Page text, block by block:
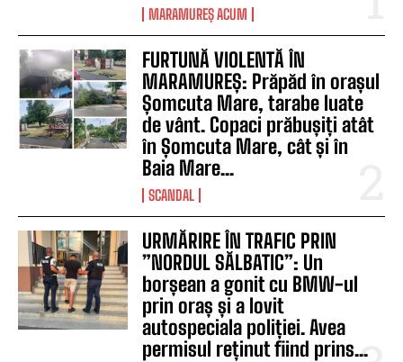
MARAMUREȘ ACUM
FURTUNĂ VIOLENTĂ ÎN
MARAMUREȘ: Prăpăd în orașul
Șomcuta Mare, tarabe luate
de vânt. Copaci prăbușiți atât
în Șomcuta Mare, cât și în
Baia Mare...
SCANDAL
URMĂRIRE ÎN TRAFIC PRIN
”NORDUL SĂLBATIC”: Un
borșean a gonit cu BMW-ul
prin oraș și a lovit
autospeciala poliției. Avea
permisul reținut fiind prins...